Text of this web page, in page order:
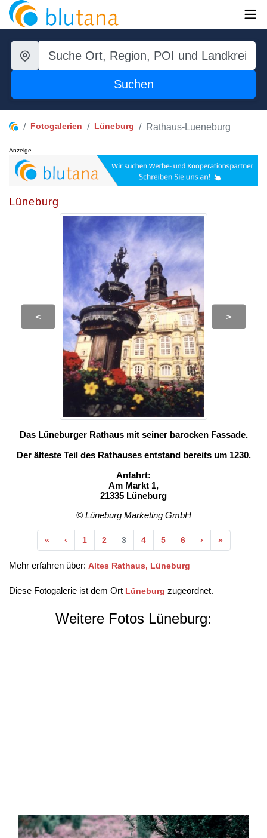
Suchen
Fotogalerien Lüneburg Rathaus-Lueneburg
Anzeige
Lüneburg
< >
Das Lüneburger Rathaus mit seiner barocken Fassade.
Der älteste Teil des Rathauses entstand bereits um 1230.
Anfahrt:
Am Markt 1,
21335 Lüneburg
© Lüneburg Marketing GmbH
«Anfang
‹Vorherige
1 2 3 4 5 6 ›Nächste
»Ende
Mehr erfahren über: Altes Rathaus, Lüneburg
Diese Fotogalerie ist dem Ort Lüneburg zugeordnet.
Weitere Fotos Lüneburg: